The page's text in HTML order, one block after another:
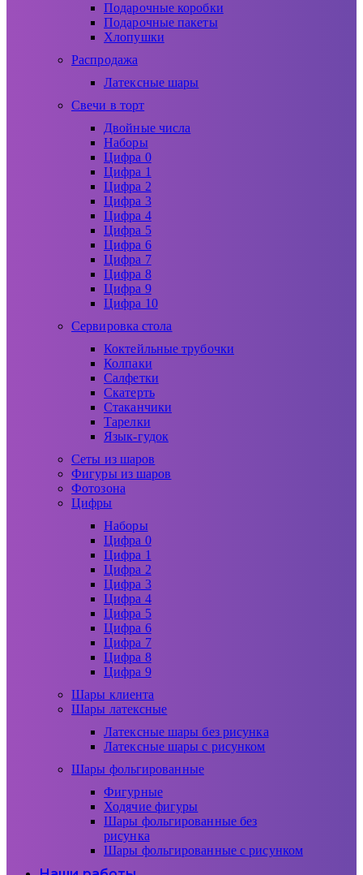
Подарочные коробки
Подарочные пакеты
Хлопушки
Распродажа
Латексные шары
Свечи в торт
Двойные числа
Наборы
Цифра 0
Цифра 1
Цифра 2
Цифра 3
Цифра 4
Цифра 5
Цифра 6
Цифра 7
Цифра 8
Цифра 9
Цифра 10
Сервировка стола
Коктейльные трубочки
Колпаки
Салфетки
Скатерть
Стаканчики
Тарелки
Язык-гудок
Сеты из шаров
Фигуры из шаров
Фотозона
Цифры
Наборы
Цифра 0
Цифра 1
Цифра 2
Цифра 3
Цифра 4
Цифра 5
Цифра 6
Цифра 7
Цифра 8
Цифра 9
Шары клиента
Шары латексные
Латексные шары без рисунка
Латексные шары с рисунком
Шары фольгированные
Фигурные
Ходячие фигуры
Шары фольгированные без
рисунка
Шары фольгированные с рисунком